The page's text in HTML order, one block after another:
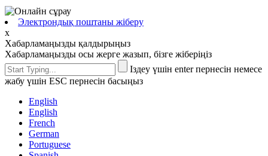
Электрондық поштаны жіберу
x
Хабарламаңызды қалдырыңыз
Хабарламаңызды осы жерге жазып, бізге жіберіңіз
Іздеу үшін enter пернесін немесе
жабу үшін ESC пернесін басыңыз
English
English
French
German
Portuguese